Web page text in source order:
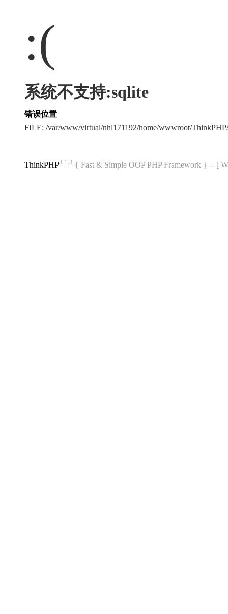
:(
系统不支持:sqlite
错误位置
FILE: /var/www/virtual/nhl171192/home/wwwroot/
ThinkPHP3.1.3 { Fast & Simple OOP PHP Framework } -- [